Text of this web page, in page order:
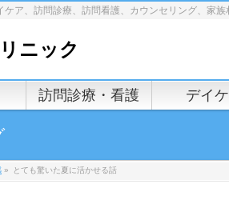
ア、訪問診療、訪問看護、カウンセリング、家族
ニック
訪問診療・看護 デイ
» とても驚いた夏に活かせる話